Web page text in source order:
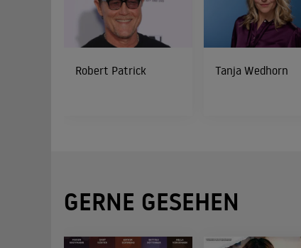
Robert Patrick Tanja Wedhorn
GERNE GESEHEN